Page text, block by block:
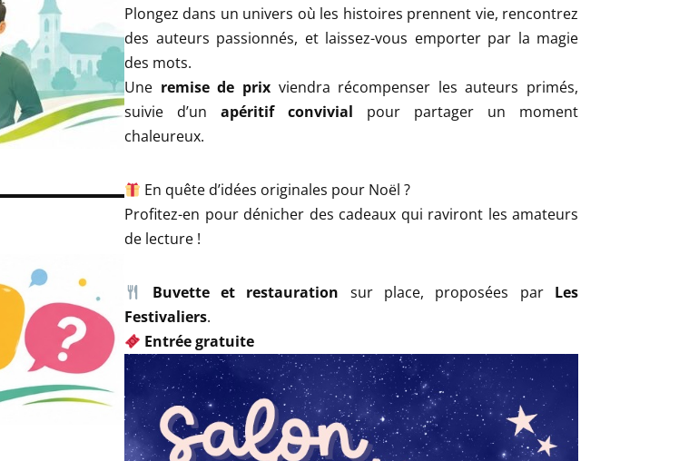
Plongez dans un univers où les histoires prennent vie, rencontrez
des auteurs passionnés, et laissez-vous emporter par la magie
des mots.
Une remise de prixviendra récompenser les auteurs primés,
suivie d’un apéritif convivial pour partager un moment
chaleureux.
En quête d’idées originales pour Noël ?
Profitez-en pour dénicher des cadeaux qui raviront les amateurs
de lecture !
Buvette et restauration sur place, proposées par Les
Festivaliers.
Entrée gratuite